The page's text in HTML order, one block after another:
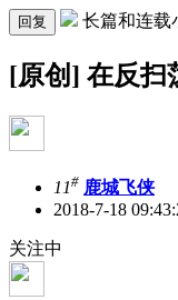
回复 长篇和连载
[原创] 在反扫
11# 鹿城飞侠
2018-7-18
关注中